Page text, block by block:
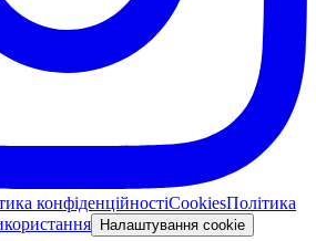
конфіденційностіCookiesПолітика
Налаштування cookie